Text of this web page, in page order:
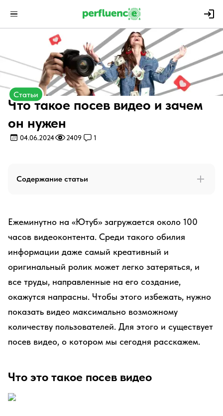
Статьи
Что такое посев видео и зачем
он нужен
04.06.2024 2409 1
Содержание статьи
Ежеминутно на «Ютуб» загружается около 100
часов видеоконтента. Среди такого обилия
информации даже самый креативный и
оригинальный ролик может легко затеряться, и
все труды, направленные на его создание,
окажутся напрасны. Чтобы этого избежать, нужно
показать видео максимально возможному
количеству пользователей. Для этого и существует
посев видео, о котором мы сегодня расскажем.
Что это такое посев видео